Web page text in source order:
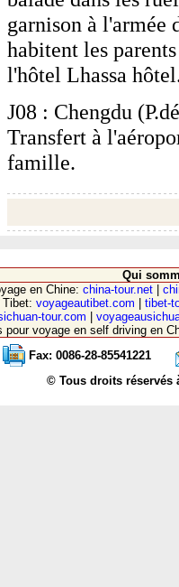
garnison à l'armée
habitent les
l'hôtel Lhassa
J08 : Chengdu
Transfert à
famille.
Qui
en Chine: china-tour.net
voyageautibet.com
tibet-
tour.com
pour voyage en self driving en
Fax: 0086-28-85541221
© Tous droits réservés